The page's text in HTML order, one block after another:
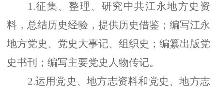
1.征集、整理、研究中共江永地方史资
料，总结历史经验，提供历史借鉴；编写江永
地方党史、党史大事记、组织史；编纂出版党
史书刊；编写主要党史人物传记。
2.运用党史、地方志资料和党史、地方志